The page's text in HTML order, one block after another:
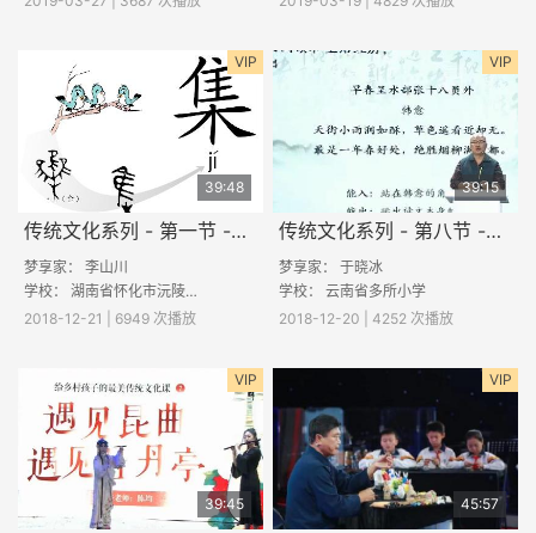
VIP
39:48
传统文化系列 - 第一节 -《汉字里的华夏中国》
梦享家： 李山川
学校： 湖南省怀化市沅陵县落坪九校
2018-12-21 | 6949 次播放
VIP
39:15
传统文化系列 - 第八节 -《读懂一首古诗的三个关键词》
梦享家： 于晓冰
学校： 云南省多所小学
2018-12-20 | 4252 次播放
VIP
39:45
VIP
45:57